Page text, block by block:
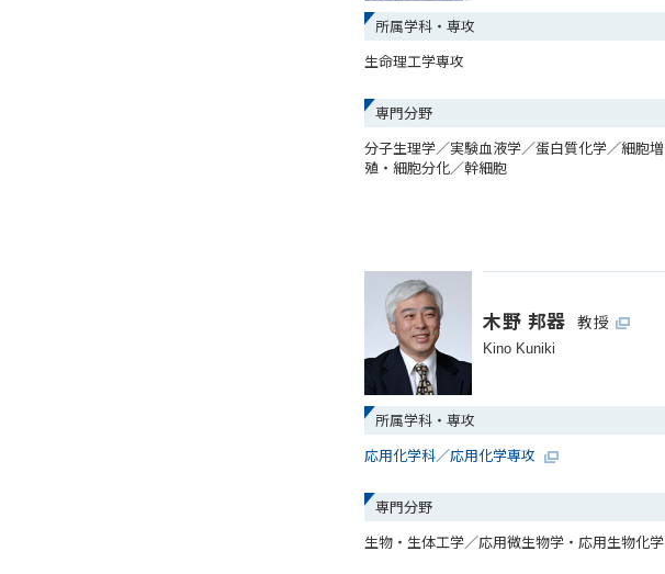
所属学科・専攻
生命理工学専攻
専門分野
分子生理学／実験血液学／蛋白質化学／細胞増
殖・細胞分化／幹細胞
木野 邦器 教授
Kino Kuniki
所属学科・専攻
応用化学科／応用化学専攻
専門分野
生物・生体工学／応用微生物学・応用生物化学